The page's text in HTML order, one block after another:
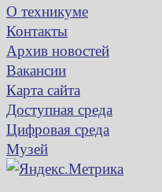
О техникуме
Контакты
Архив новостей
Вакансии
Карта сайта
Доступная среда
Цифровая среда
Музей